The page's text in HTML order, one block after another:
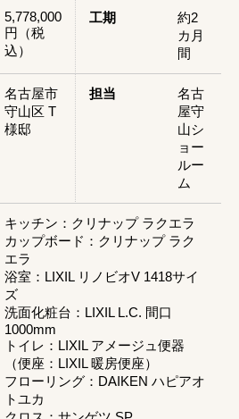
5,778,000
円（税
込）
工期
約2
カ月
間
名古屋市
守山区 T
様邸
担当
名古
屋守
山シ
ョー
ルー
ム
キッチン：クリナップ ラクエラ
カップボード：クリナップ ラク
エラ
浴室：LIXIL リノビオV 1418サイ
ズ
洗面化粧台：LIXIL L.C. 間口
1000mm
トイレ：LIXIL アメージュ便器
（便座：LIXIL 暖房便座）
フローリング：DAIKEN ハピアオ
トユカ